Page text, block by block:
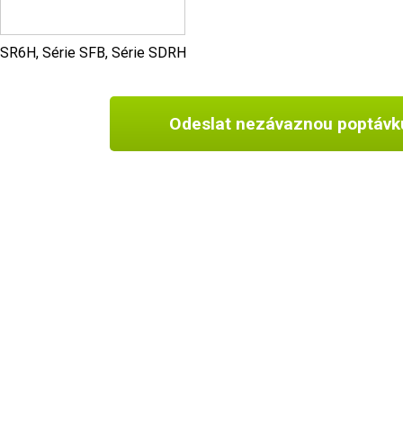
SR6H, Série SFB, Série SDRH
Odeslat nezávaznou